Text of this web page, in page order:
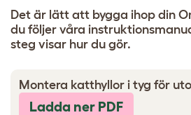
Det är lätt att bygga ihop din
du följer våra
steg visar hur du gör.
Montera katthyllor i tyg för
Ladda ner PDF